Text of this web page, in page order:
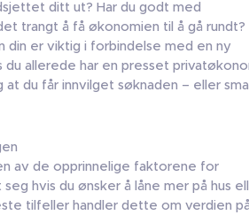
ditt ut? Har du godt med
trangt å få økonomien til å gå rundt?
din er viktig i forbindelse med en ny
du allerede har en presset
at du får innvilget søknaden – eller
av de opprinnelige faktorene for
hvis du ønsker å låne mer på hus
tilfeller handler dette om verdien på